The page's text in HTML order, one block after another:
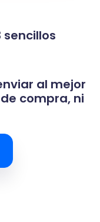
al mejor
compra, ni